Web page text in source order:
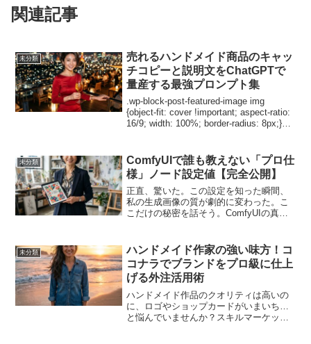
関連記事
未分類
売れるハンドメイド商品のキャッ
チコピーと説明文をChatGPTで
量産する最強プロンプト集
.wp-block-post-featured-image img
{object-fit: cover !important; aspect-ratio:
16/9; width: 100%; border-radius: 8px;}ハ
未分類
ComfyUIで誰も教えない「プロ仕
様」ノード設定値【完全公開】
正直、驚いた。この設定を知った瞬間、
私の生成画像の質が劇的に変わった。こ
こだけの秘密を話そう。ComfyUIの真価
成し続けた。その過程で、公式ドキュメ
ントには書か...
未分類
ハンドメイド作家の強い味方！コ
コナラでブランドをプロ級に仕上
げる外注活用術
ハンドメイド作品のクオリティは高いの
に、ロゴやショップカードがいまいち…
と悩んでいませんか？スキルマーケット